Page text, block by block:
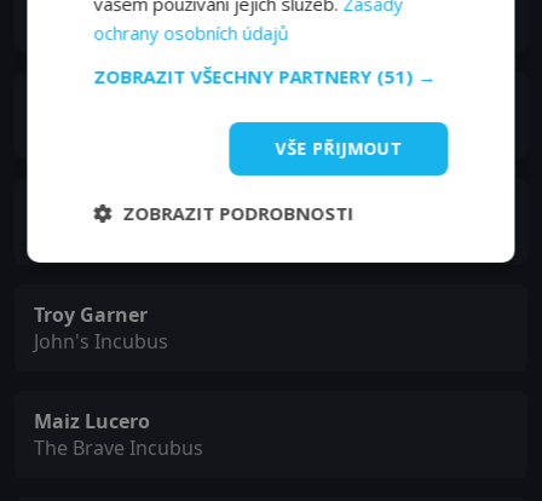
The Key Master Incubus
Jeffrey Richardson
Troy Garner
John's Incubus
Maiz Lucero
The Brave Incubus
ochrany osobních údajů
ZOBRAZIT VŠECHNY PARTNERY (51) →
VŠE PŘIJMOUT
ZOBRAZIT PODROBNOSTI